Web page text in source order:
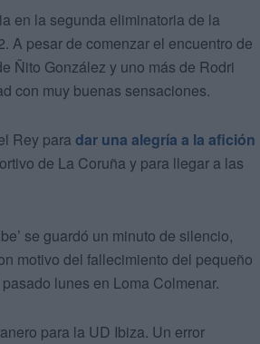
en la segunda eliminatoria de la
A pesar de comenzar el encuentro de
Ñito González y uno más de Rodri
con muy buenas sensaciones.
Rey para dar una alegría a la afición
de La Coruña y para llegar a las
se guardó un minuto de silencio,
motivo del fallecimiento del pequeño
lunes en Loma Colmenar.
para la UD Ibiza. Un error